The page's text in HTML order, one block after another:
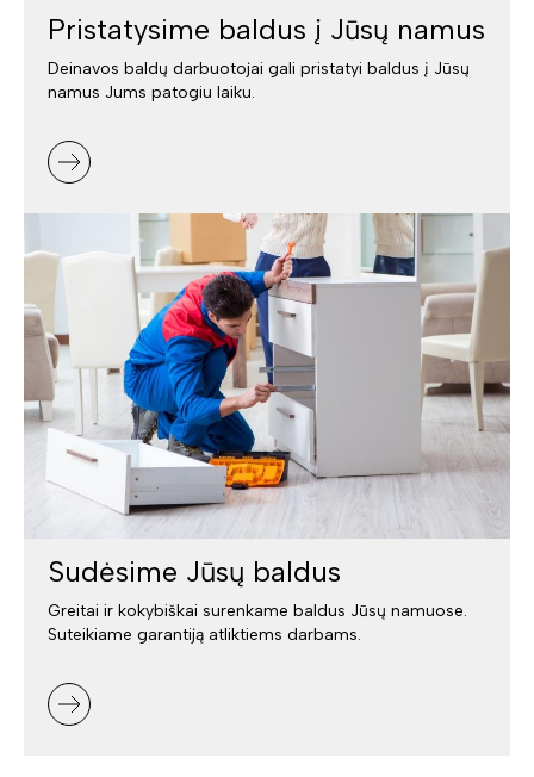
Pristatysime baldus į Jūsų namus
Deinavos baldų darbuotojai gali pristatyi baldus į Jūsų
namus Jums patogiu laiku.
Sudėsime Jūsų baldus
Greitai ir kokybiškai surenkame baldus Jūsų namuose.
Suteikiame garantiją atliktiems darbams.